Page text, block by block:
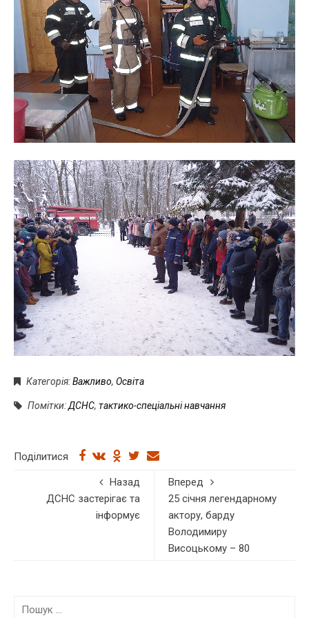
Категорія:Важливо, Освіта
Помітки:ДСНС, тактико-спеціальні навчання
Поділитися
Назад
ДСНС застерігає та
інформує
Вперед
25 січня легендарному
актору, барду
Володимиру
Висоцькому – 80